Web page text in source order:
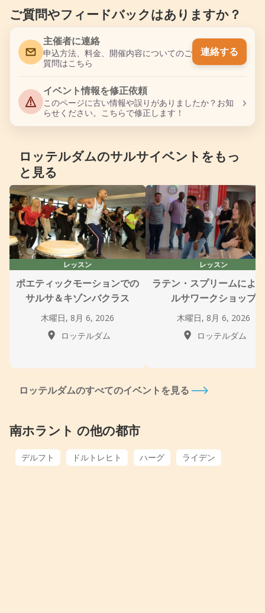
ご質問やフィードバックはありますか？
主催者に連絡
申込方法、料金、開催内容についてのご
質問はこちら
連絡する
イベント情報を修正依頼
このページに古い情報や誤りがありましたか？お知
らせください。こちらで修正します！
›
ロッテルダムのサルサイベントをもっ
と見る
レッスン
ポエティックモーションでの
サルサ＆キゾンバクラス
木曜日, 8月 6, 2026
ロッテルダム
レッスン
ラテン・スプリームによ
ルサワークショップ
木曜日, 8月 6, 2026
ロッテルダム
ロッテルダムのすべてのイベントを見る
南ホラント の他の都市
デルフト ドルトレヒト ハーグ ライデン